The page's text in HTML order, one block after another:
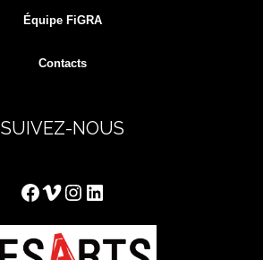
Équipe FiGRA
Contacts
SUIVEZ-NOUS
Facebook
Vimeo
Instagram
LinkedIn